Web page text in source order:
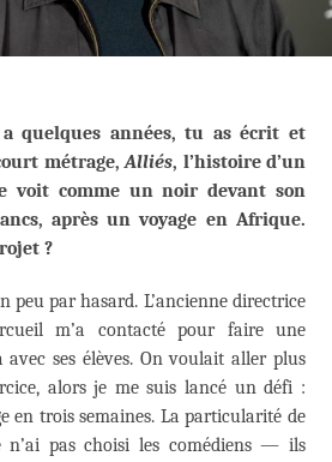
quelques années, tu as écrit et
métrage,Alliés, l’histoire d’un
voit comme un noir devant son
après un voyage en Afrique.
?
peu par hasard. L’ancienne directrice
m’a contacté pour faire une
avec ses élèves. On voulait aller plus
alors je me suis lancé un défi :
en trois semaines. La particularité de
n’ai pas choisi les comédiens — ils